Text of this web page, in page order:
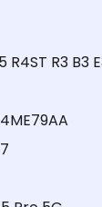
R4ST R3 B3